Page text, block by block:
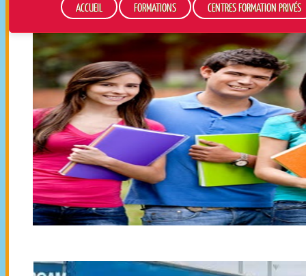
ACCUEIL FORMATIONS CENTRES FORMATION PRIVÉS